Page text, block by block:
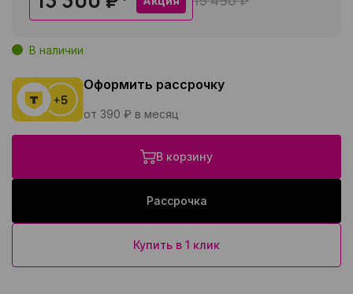
В наличии
Оформить рассрочку
от 390 ₽ в месяц
В корзину
Рассрочка
Купить в 1 клик